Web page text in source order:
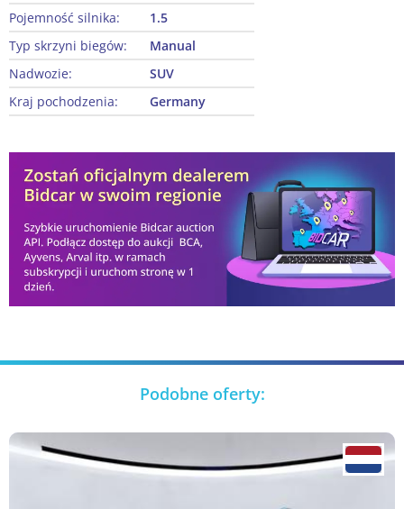
Pojemność silnika:
1.5
Typ skrzyni biegów:
Manual
Nadwozie:
SUV
Kraj pochodzenia:
Germany
Podobne oferty: